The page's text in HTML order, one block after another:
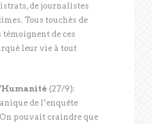
de journalistes
Tous touchés de
de ces
leur vie à tout
(27/9):
de l’enquête
pouvait craindre que